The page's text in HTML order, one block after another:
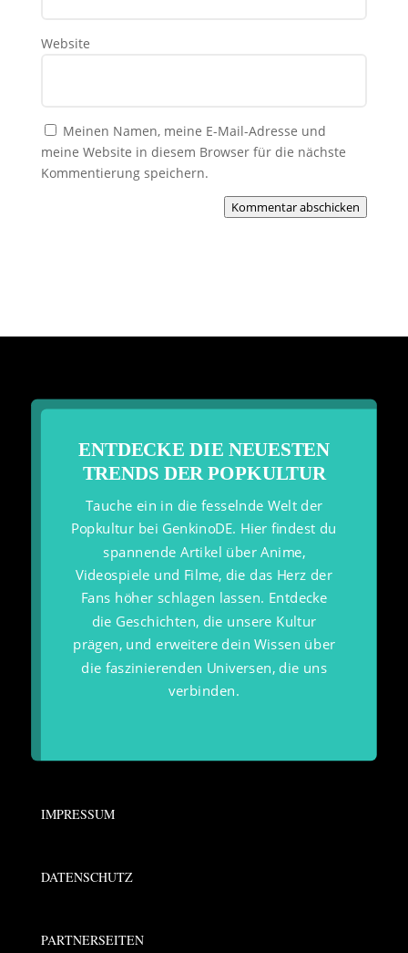
Website
Meinen Namen, meine E-Mail-Adresse und
meine Website in diesem Browser für die nächste
Kommentierung speichern.
Kommentar abschicken
ENTDECKE DIE NEUESTEN
TRENDS DER POPKULTUR
Tauche ein in die fesselnde Welt der
Popkultur bei GenkinoDE. Hier findest du
spannende Artikel über Anime,
Videospiele und Filme, die das Herz der
Fans höher schlagen lassen. Entdecke
die Geschichten, die unsere Kultur
prägen, und erweitere dein Wissen über
die faszinierenden Universen, die uns
verbinden.
IMPRESSUM
DATENSCHUTZ
PARTNERSEITEN